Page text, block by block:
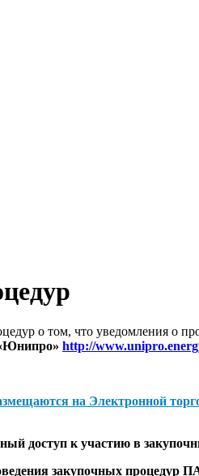
о том, что уведомления
http://
на Электронной
доступ к участию в
закупочных процедур